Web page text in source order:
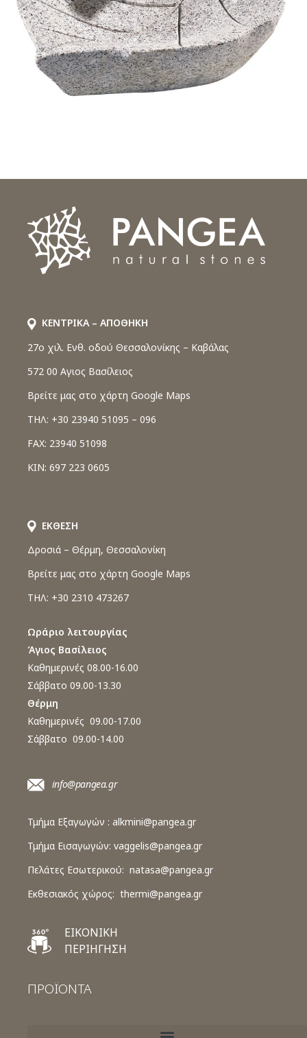
ΚΕΝΤΡΙΚΑ – ΑΠΟΘΗΚΗ
27o χιλ. Ενθ. οδού Θεσσαλονίκης – Καβάλας
572 00 Αγιος Βασίλειος
Βρείτε μας στο χάρτη Google Maps
ΤΗΛ: +30 23940 51095 – 096
FAX: 23940 51098
ΚΙΝ: 697 223 0605
ΕΚΘΕΣΗ
Δροσιά – Θέρμη, Θεσσαλονίκη
Βρείτε μας στο χάρτη Google Maps
ΤΗΛ: +30 2310 473267
Ωράριο λειτουργίας
Άγιος Βασίλειος
Καθημερινές 08.00-16.00
Σάββατο 09.00-13.30
Θέρμη
Καθημερινές 09.00-17.00
Σάββατο 09.00-14.00
info@pangea.gr
Τμήμα Εξαγωγών : alkmini@pangea.gr
Τμήμα Εισαγωγών: vaggelis@pangea.gr
Πελάτες Εσωτερικού: natasa@pangea.gr
Εκθεσιακός χώρος: thermi@pangea.gr
ΕΙΚΟΝΙΚΗ
ΠΕΡΙΗΓΗΣΗ
ΠΡΟΪΟΝΤΑ